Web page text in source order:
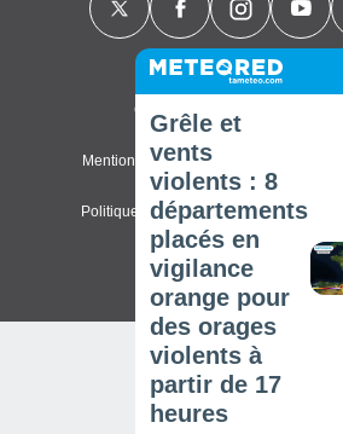
Contact
Mentions légales & Conditions
Politique de confidentialité
© 2026 Meteored. Tous droits
Grêle et
vents
violents : 8
départements
placés en
vigilance
orange pour
des orages
violents à
partir de 17
heures